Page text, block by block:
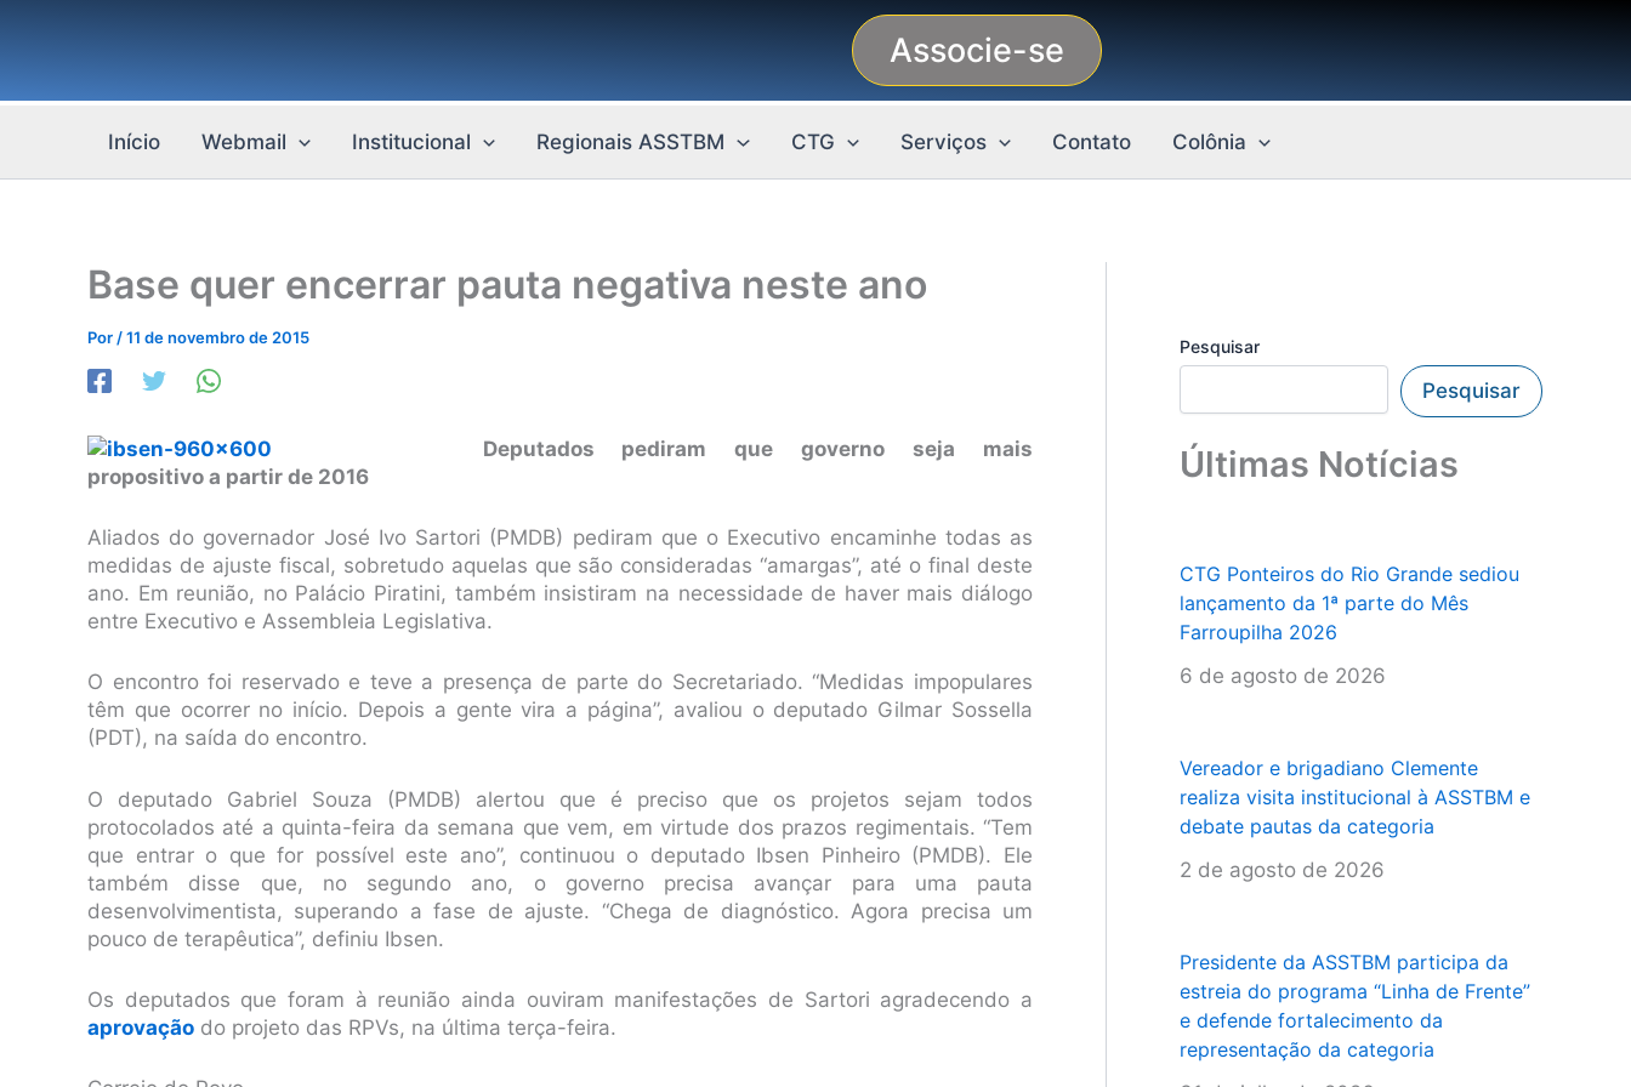
conteúdo
Associe-se
Início Webmail Institucional Regionais ASSTBM CTG Serviços Contato Colônia
Base quer encerrar pauta negativa neste ano
Por /11 de novembro de 2015
Deputados pediram que governo seja mais
propositivo a partir de 2016
Aliados do governador José Ivo Sartori (PMDB) pediram que o Executivo encaminhe todas as
medidas de ajuste fiscal, sobretudo aquelas que são consideradas “amargas”, até o final deste
ano. Em reunião, no Palácio Piratini, também insistiram na necessidade de haver mais diálogo
entre Executivo e Assembleia Legislativa.
O encontro foi reservado e teve a presença de parte do Secretariado. “Medidas impopulares
têm que ocorrer no início. Depois a gente vira a página”, avaliou o deputado Gilmar Sossella
(PDT), na saída do encontro.
O deputado Gabriel Souza (PMDB) alertou que é preciso que os projetos sejam todos
protocolados até a quinta-feira da semana que vem, em virtude dos prazos regimentais. “Tem
que entrar o que for possível este ano”, continuou o deputado Ibsen Pinheiro (PMDB). Ele
também disse que, no segundo ano, o governo precisa avançar para uma pauta
desenvolvimentista, superando a fase de ajuste. “Chega de diagnóstico. Agora precisa um
pouco de terapêutica”, definiu Ibsen.
Os deputados que foram à reunião ainda ouviram manifestações de Sartori agradecendo a
aprovação do projeto das RPVs, na última terça-feira.
Pesquisar
Pesquisar
Últimas Notícias
CTG Ponteiros do Rio Grande sediou
lançamento da 1ª parte do Mês
Farroupilha 2026
6 de agosto de 2026
Vereador e brigadiano Clemente
realiza visita institucional à ASSTBM e
debate pautas da categoria
2 de agosto de 2026
Presidente da ASSTBM participa da
estreia do programa “Linha de Frente”
e defende fortalecimento da
representação da categoria